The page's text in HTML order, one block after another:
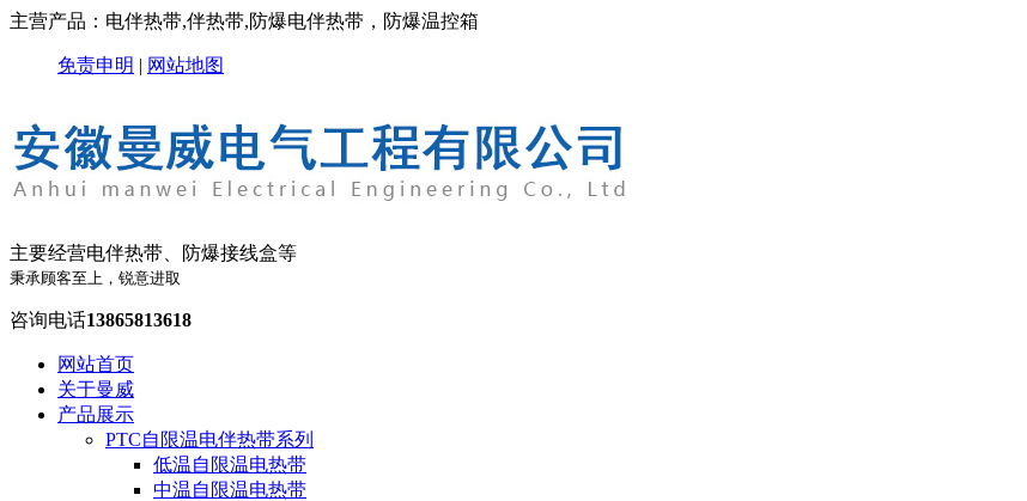
主营产品：电伴热带,伴热带,防爆电伴热带，防爆温控箱
免责申明 | 网站地图
主要经营电伴热带、防爆接线盒等
秉承顾客至上，锐意进取
咨询电话13865813618
网站首页
关于曼威
产品展示
PTC自限温电伴热带系列
低温自限温电热带
中温自限温电热带